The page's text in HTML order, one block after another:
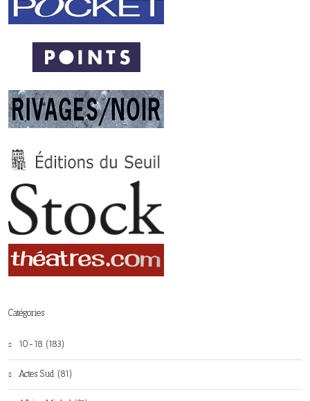
Catégories
10-18 (183)
Actes Sud (81)